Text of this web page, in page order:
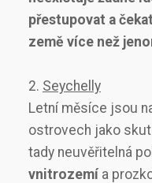
přestupovat a
země více než
2. Seychelly
Letní měsíce jsou
ostrovech jako
tady neuvěřitelná
vnitrozemí a